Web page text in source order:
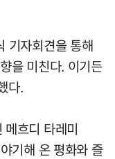
기자회견을 통해
을 미친다. 이기든
다.
흐디 타레미
기해 온 평화와 즐